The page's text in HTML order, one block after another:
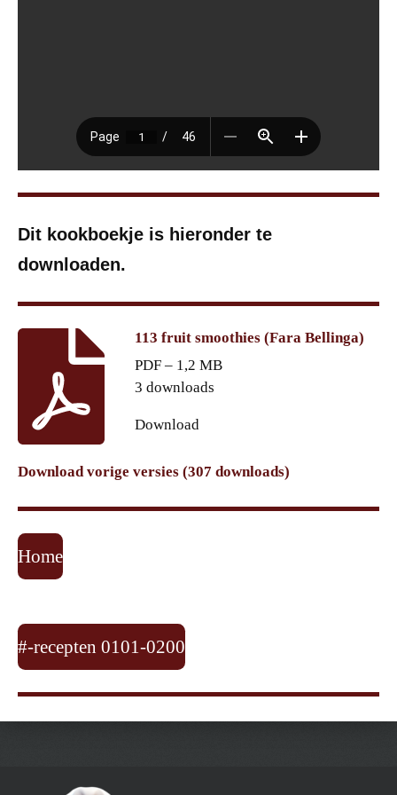
Dit kookboekje is hieronder te
downloaden.
113 fruit smoothies (Fara Bellinga)
PDF – 1,2 MB
3 downloads
Download
Download vorige versies (307 downloads)
Home
#-recepten 0101-0200